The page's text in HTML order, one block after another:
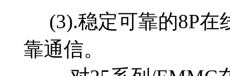
(3).稳定可靠的8P在
靠通信。